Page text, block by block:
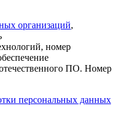
организаций,
номер
ПО. Номер
персональных данных